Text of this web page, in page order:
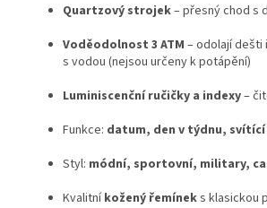
Quartzový strojek– přesný chod s
Voděodolnost 3 ATM – odolají dešti
s vodou (nejsou určeny k potápění)
Luminiscenční ručičky a indexy–
Funkce: datum, den v týdnu,
Styl: módní, sportovní, military,
Kvalitníkožený řemíneks klasickou